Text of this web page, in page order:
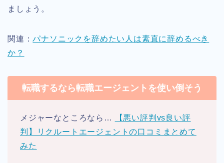
ましょう。
関連：パナソニックを辞めたい人は素直に辞めるべき
か？
転職するなら転職エージェントを使い倒そう
メジャーなところなら…
【悪い評判vs良い評
判】リクルートエージェントの口コミまとめて
みた